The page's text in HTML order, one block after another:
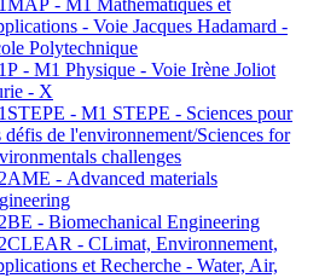
- M1 Mathématiques et
- Voie Jacques Hadamard -
Polytechnique
- M1 Physique - Voie Irène Joliot
- X
- M1 STEPE - Sciences pour
défis de l'environnement/Sciences for
challenges
- Advanced materials
- Biomechanical Engineering
- CLimat, Environnement,
et Recherche - Water, Air,